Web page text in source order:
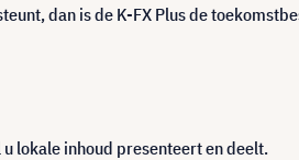
dan is de K-FX Plus de
lokale inhoud presenteert en deelt.